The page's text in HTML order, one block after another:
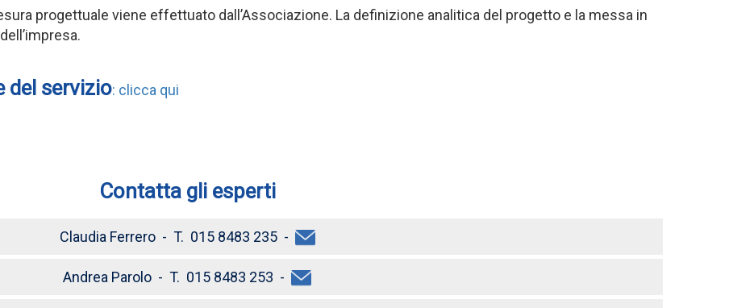
progettuale viene effettuato dall’Associazione. La definizione analitica del progetto e la messa in
del servizio: clicca qui
Contatta gli esperti
Claudia Ferrero - T. 015 8483 235 -
Andrea Parolo - T. 015 8483 253 -